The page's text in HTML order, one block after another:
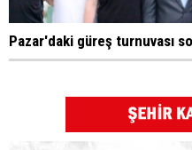
Pazar'daki güreş turnuvası